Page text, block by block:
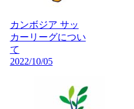
カンボジア サッ
カーリーグについ
て
2022/10/05